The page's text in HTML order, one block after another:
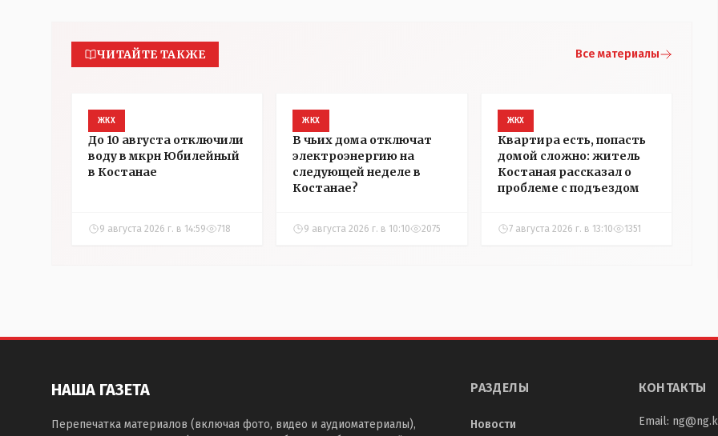
ЧИТАЙТЕ ТАКЖЕ Все материалы
ЖКХ
До 10 августа отключили
воду в мкрн Юбилейный
в Костанае
9 августа 2026 г. в 14:59 718
ЖКХ
В чьих дома отключат
электроэнергию на
следующей неделе в
Костанае?
9 августа 2026 г. в 10:10 2075
ЖКХ
Квартира есть, попасть
домой сложно: житель
Костаная рассказал о
проблеме с подъездом
7 августа 2026 г. в 13:10 1351
НАША ГАЗЕТА
Перепечатка материалов (включая фото, видео и аудиоматериалы),
РАЗДЕЛЫ
Новости
КОНТАКТЫ
Email: